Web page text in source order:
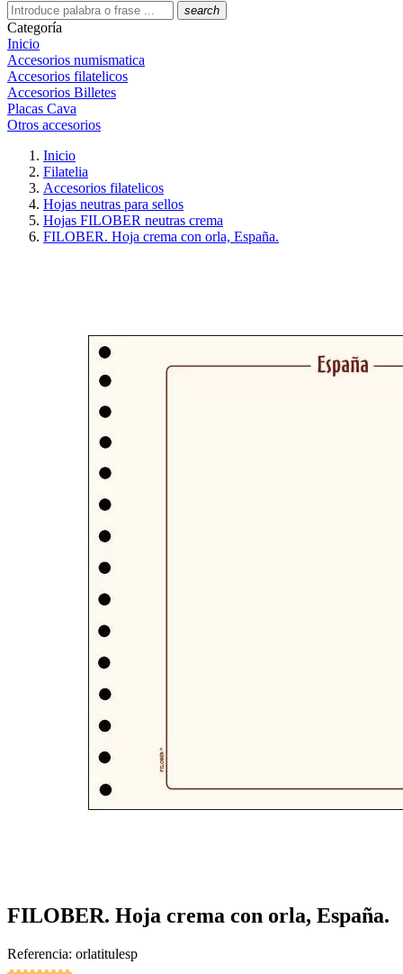
search
Categoría
Inicio
Accesorios numismatica
Accesorios filatelicos
Accesorios Billetes
Placas Cava
Otros accesorios
Inicio
Filatelia
Accesorios filatelicos
Hojas neutras para sellos
Hojas FILOBER neutras crema
FILOBER. Hoja crema con orla, España.
FILOBER. Hoja crema con orla, España.
Referencia: orlatitulesp